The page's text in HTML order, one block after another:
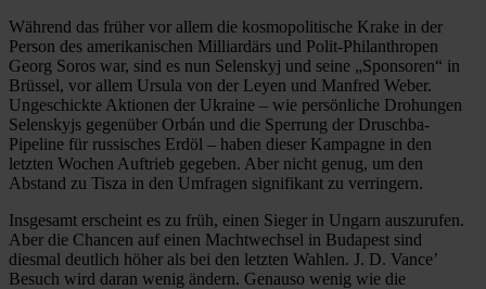
Während das früher vor allem die kosmopolitische Krake in der
Person des amerikanischen Milliardärs und Polit-Philanthropen
Georg Soros war, sind es nun Selenskyj und seine „Sponsoren“ in
Brüssel, vor allem Ursula von der Leyen und Manfred Weber.
Ungeschickte Aktionen der Ukraine – wie persönliche Drohungen
Selenskyjs gegenüber Orbán und die Sperrung der Druschba-
Pipeline für russisches Erdöl – haben dieser Kampagne in den
letzten Wochen Auftrieb gegeben. Aber nicht genug, um den
Abstand zu Tisza in den Umfragen signifikant zu verringern.
Insgesamt erscheint es zu früh, einen Sieger in Ungarn auszurufen.
Aber die Chancen auf einen Machtwechsel in Budapest sind
diesmal deutlich höher als bei den letzten Wahlen. J. D. Vance’
Besuch wird daran wenig ändern. Genauso wenig wie die